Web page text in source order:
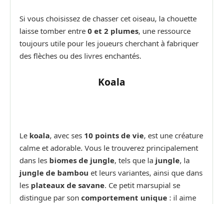
Si vous choisissez de chasser cet oiseau, la chouette
laisse tomber entre 0 et 2 plumes, une ressource
toujours utile pour les joueurs cherchant à fabriquer
des flèches ou des livres enchantés.
Koala
Le koala, avec ses 10 points de vie, est une créature
calme et adorable. Vous le trouverez principalement
dans les biomes de jungle, tels que la jungle, la
jungle de bambou et leurs variantes, ainsi que dans
les plateaux de savane. Ce petit marsupial se
distingue par son comportement unique : il aime